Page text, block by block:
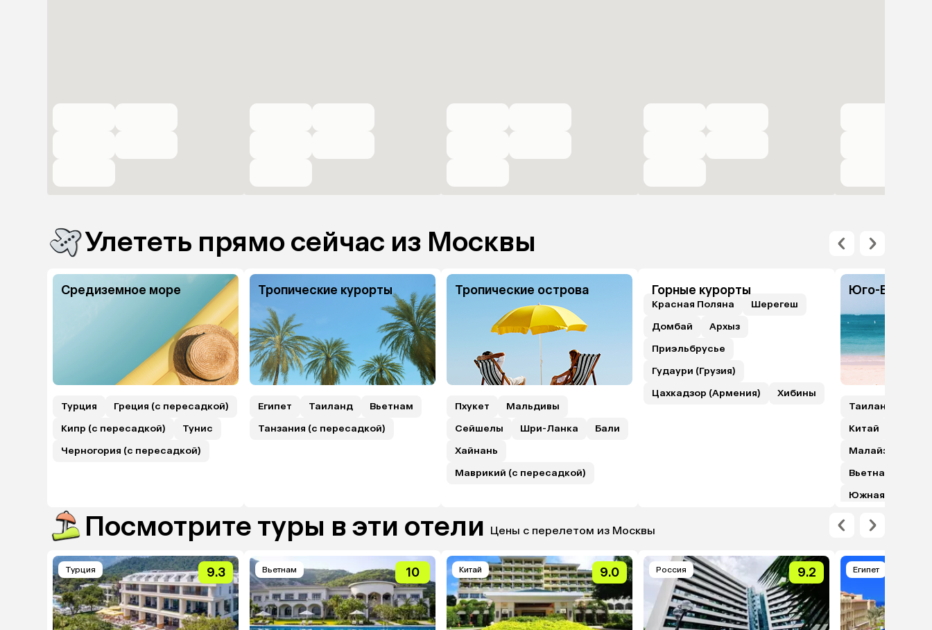
Улететь прямо сейчас из Москвы
Средиземное море
Турция
Греция (с пересадкой)
Кипр (с пересадкой)
Тунис
Черногория (с пересадкой)
Тропические курорты
Египет Таиланд
Вьетнам
Танзания (с пересадкой)
Тропические острова
Пхукет
Мальдивы
Сейшелы
Шри-Ланка
Бали
Хайнань
Маврикий (с пересадкой)
Горные курорты
Красная Поляна
Шерегеш
Домбай
Архыз
Приэльбрусье
Гудаури (Грузия)
Цахкадзор (Армения)
Хибины
Юго-
Таиланд
Китай
Малайзия (с
Вьетнам
Южная Корея
Посмотрите туры в эти отели Цены с перелетом из Москвы
Турция 9.3 Вьетнам 10 Китай 9.0 Россия 9.2 Египет